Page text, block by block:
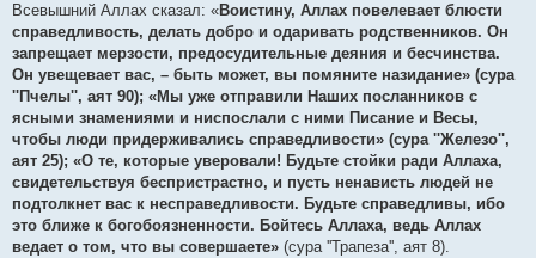
Всевышний Аллах сказал: «Воистину, Аллах повелевает блюсти
справедливость, делать добро и одаривать родственников. Он
запрещает мерзости, предосудительные деяния и бесчинства.
Он увещевает вас, – быть может, вы помяните назидание» (сура
''Пчелы'', аят 90); «Мы уже отправили Наших посланников с
ясными знамениями и ниспослали с ними Писание и Весы,
чтобы люди придерживались справедливости» (сура ''Железо'',
аят 25); «О те, которые уверовали! Будьте стойки ради Аллаха,
свидетельствуя беспристрастно, и пусть ненависть людей не
подтолкнет вас к несправедливости. Будьте справедливы, ибо
это ближе к богобоязненности. Бойтесь Аллаха, ведь Аллах
ведает о том, что вы совершаете» (сура ''Трапеза'', аят 8).